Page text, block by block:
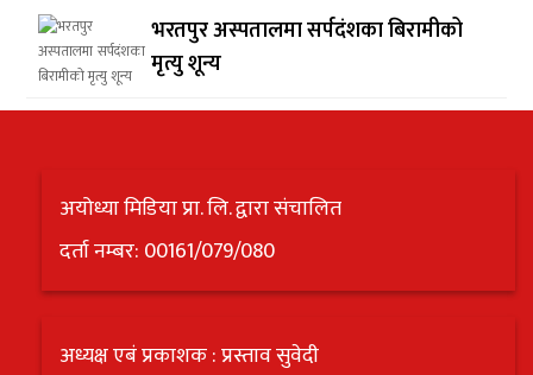
भरतपुर अस्पतालमा सर्पदंशका बिरामीको
मृत्यु शून्य
अयोध्या मिडिया प्रा. लि. द्वारा संचालित
दर्ता नम्बर: 00161/079/080
अध्यक्ष एबं प्रकाशक : प्रस्ताव सुवेदी